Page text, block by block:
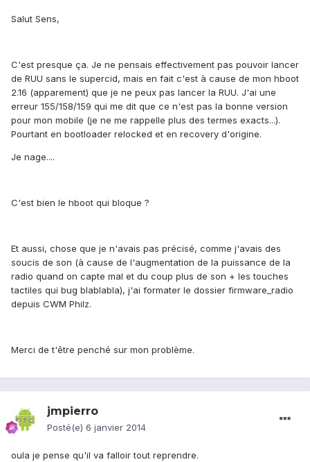
Salut Sens,
C'est presque ça. Je ne pensais effectivement pas pouvoir lancer
de RUU sans le supercid, mais en fait c'est à cause de mon hboot
2.16 (apparement) que je ne peux pas lancer la RUU. J'ai une
erreur 155/158/159 qui me dit que ce n'est pas la bonne version
pour mon mobile (je ne me rappelle plus des termes exacts...).
Pourtant en bootloader relocked et en recovery d'origine.
Je nage....
C'est bien le hboot qui bloque ?
Et aussi, chose que je n'avais pas précisé, comme j'avais des
soucis de son (à cause de l'augmentation de la puissance de la
radio quand on capte mal et du coup plus de son + les touches
tactiles qui bug blablabla), j'ai formater le dossier firmware_radio
depuis CWM Philz.
Merci de t'être penché sur mon problème.
jmpierro
Posté(e) 6 janvier 2014
oula je pense qu'il va falloir tout reprendre.